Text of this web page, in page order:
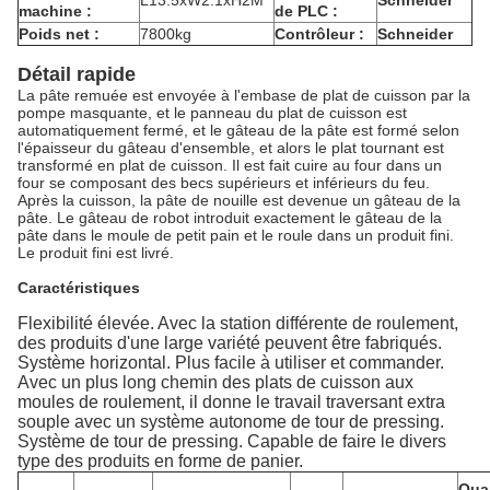
machine : de PLC :
Poids net :
7800kg Contrôleur : Schneider
Détail rapide
La pâte remuée est envoyée à l'embase de plat de cuisson par la
pompe masquante, et le panneau du plat de cuisson est
automatiquement fermé, et le gâteau de la pâte est formé selon
l'épaisseur du gâteau d'ensemble, et alors le plat tournant est
transformé en plat de cuisson. Il est fait cuire au four dans un
four se composant des becs supérieurs et inférieurs du feu.
Après la cuisson, la pâte de nouille est devenue un gâteau de la
pâte. Le gâteau de robot introduit exactement le gâteau de la
pâte dans le moule de petit pain et le roule dans un produit fini.
Le produit fini est livré.
Caractéristiques
Flexibilité élevée. Avec la station différente de roulement,
des produits d'une large variété peuvent être fabriqués.
Système horizontal. Plus facile à utiliser et commander.
Avec un plus long chemin des plats de cuisson aux
moules de roulement, il donne le travail traversant extra
souple avec un système autonome de tour de pressing.
Système de tour de pressing. Capable de faire le divers
type des produits en forme de panier.